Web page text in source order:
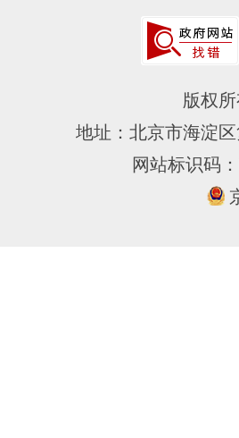
版权
地址：北京市海淀
网站标识码